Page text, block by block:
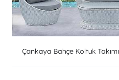
Çankaya Bahçe Koltuk Takımı